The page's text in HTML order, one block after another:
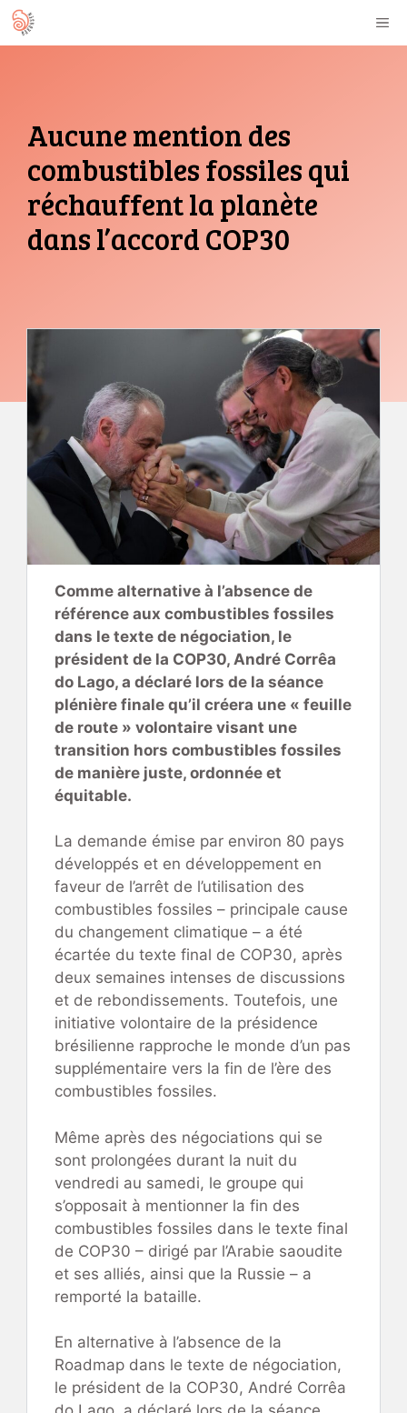
Aller
au
Aucune mention des
combustibles fossiles qui
réchauffent la planète
dans l’accord COP30
Comme alternative à l’absence de
référence aux combustibles fossiles
dans le texte de négociation, le
président de la COP30, André Corrêa
do Lago, a déclaré lors de la séance
plénière finale qu’il créera une « feuille
de route » volontaire visant une
transition hors combustibles fossiles
de manière juste, ordonnée et
équitable.
La demande émise par environ 80 pays
développés et en développement en
faveur de l’arrêt de l’utilisation des
combustibles fossiles – principale cause
du changement climatique – a été
écartée du texte final de COP30, après
deux semaines intenses de discussions
et de rebondissements. Toutefois, une
initiative volontaire de la présidence
brésilienne rapproche le monde d’un pas
supplémentaire vers la fin de l’ère des
combustibles fossiles.
Même après des négociations qui se
sont prolongées durant la nuit du
vendredi au samedi, le groupe qui
s’opposait à mentionner la fin des
combustibles fossiles dans le texte final
de COP30 – dirigé par l’Arabie saoudite
et ses alliés, ainsi que la Russie – a
remporté la bataille.
En alternative à l’absence de la
Roadmap dans le texte de négociation,
le président de la COP30, André Corrêa